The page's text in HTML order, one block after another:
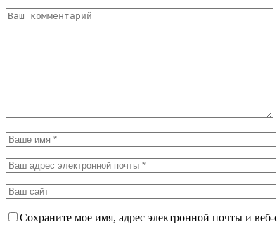
Сохраните мое имя, адрес электронной почты и